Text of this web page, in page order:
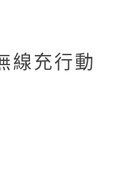
線充行動